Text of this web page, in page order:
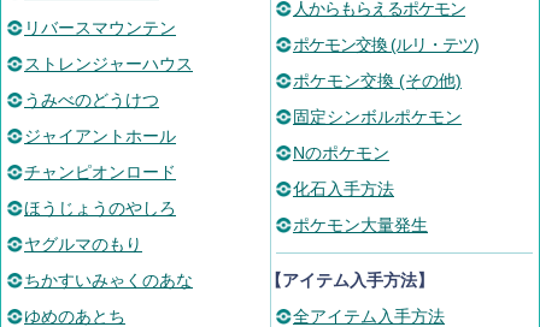
リバースマウンテン
ストレンジャーハウス
うみべのどうけつ
ジャイアントホール
チャンピオンロード
ほうじょうのやしろ
ヤグルマのもり
ちかすいみゃくのあな
ゆめのあとち
人からもらえるポケモン
ポケモン交換 (ルリ・テツ)
ポケモン交換 (その他)
固定シンボルポケモン
Nのポケモン
化石入手方法
ポケモン大量発生
【アイテム入手方法】
全アイテム入手方法